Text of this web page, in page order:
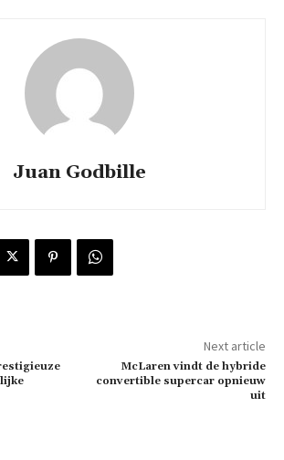
Juan Godbille
Next article
McLaren vindt de hybride
convertible supercar opnieuw
uit